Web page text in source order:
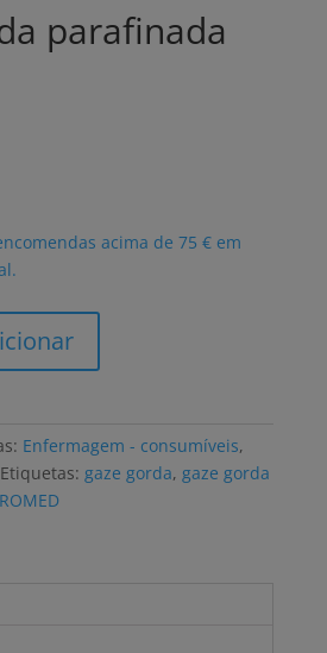
parafinada
acima de 75 € em
Enfermagem - consumíveis,
Etiquetas: gaze gorda, gaze gorda
ROMED